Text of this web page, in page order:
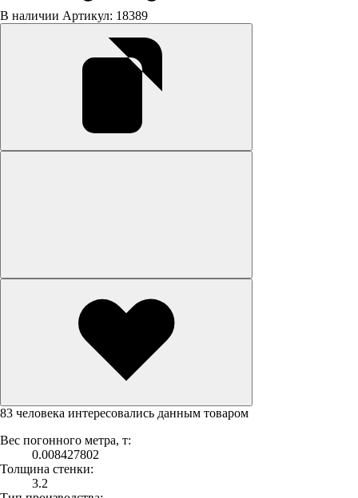
В наличии Артикул: 18389
83 человека интересовались данным товаром
Вес погонного метра, т:
0.008427802
Толщина стенки:
3.2